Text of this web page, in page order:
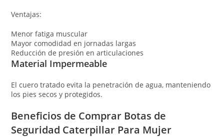
Ventajas:
Menor fatiga muscular
Mayor comodidad en jornadas largas
Reducción de presión en articulaciones
Material Impermeable
El cuero tratado evita la penetración de agua, manteniendo
los pies secos y protegidos.
Beneficios de Comprar Botas de
Seguridad Caterpillar Para Mujer